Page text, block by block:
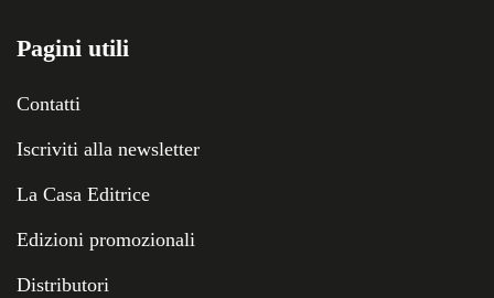
Pagini utili
Contatti
Iscriviti alla newsletter
La Casa Editrice
Edizioni promozionali
Distributori